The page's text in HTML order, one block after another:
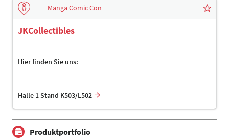
Manga Comic Con
JKCollectibles
Hier finden Sie uns:
Halle 1 Stand K503/L502
Produktportfolio